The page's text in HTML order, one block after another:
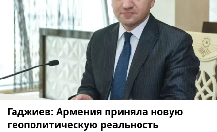
Гаджиев: Армения приняла новую
геополитическую реальность